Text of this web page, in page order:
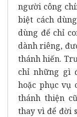
người công
biệt cách
dùng để chỉ
dành riêng,
thánh hiến.
chỉ những gì
hoặc phục vụ
thánh thiện
thay vì để đời